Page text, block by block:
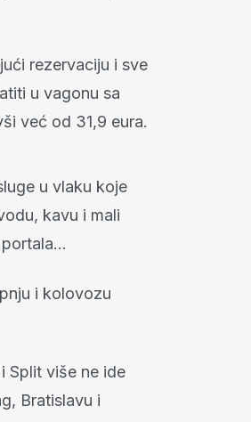
rezervaciju i sve
u vagonu sa
već od 31,9 eura.
u vlaku koje
kavu i mali
i kolovozu
Split više ne ide
Bratislavu i